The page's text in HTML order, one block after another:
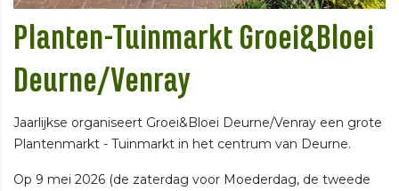
Planten-Tuinmarkt Groei&Bloei
Deurne/Venray
Jaarlijkse organiseert Groei&Bloei Deurne/Venray een grote
Plantenmarkt - Tuinmarkt in het centrum van Deurne.
Op 9 mei 2026 (de zaterdag voor Moederdag, de tweede